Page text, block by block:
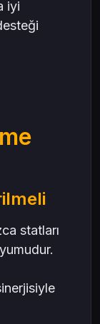
iyi
statları